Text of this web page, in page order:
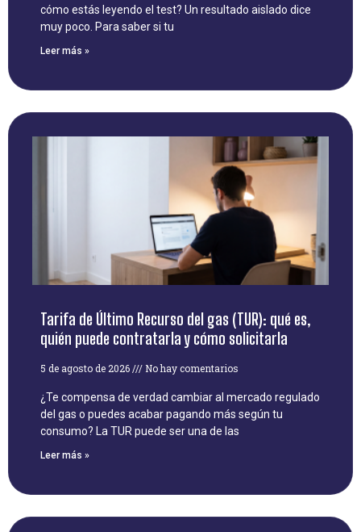
cómo estás leyendo el test? Un resultado aislado dice
muy poco. Para saber si tu
Leer más »
Tarifa de Último Recurso del gas (TUR): qué es,
quién puede contratarla y cómo solicitarla
5 de agosto de 2026 No hay comentarios
¿Te compensa de verdad cambiar al mercado regulado
del gas o puedes acabar pagando más según tu
consumo? La TUR puede ser una de las
Leer más »